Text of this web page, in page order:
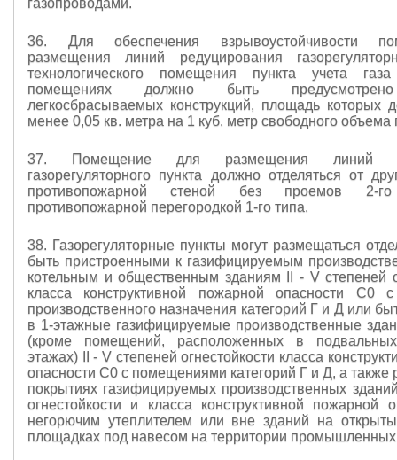
36. Для обеспечения взрывоустойчивости
размещения линий редуцирования
технологического помещения пункта учета
помещениях должно быть предусмотрено
легкосбрасываемых конструкций, площадь которых
менее 0,05 кв. метра на 1 куб. метр свободного
37. Помещение для размещения линий
газорегуляторного пункта должно отделяться от
противопожарной стеной без проемов 2-
противопожарной перегородкой 1-го типа.
38. Газорегуляторные пункты могут размещаться
быть пристроенными к газифицируемым
котельным и общественным зданиям II - Vстепеней
класса конструктивной пожарной опасности С0
производственного назначения категорий Г и Д или
в 1-этажные газифицируемые производственные
(кроме помещений, расположенных в
этажах) II -V степеней огнестойкости класса
опасности C0 с помещениями категорий Г и Д, а также
покрытиях газифицируемых производственных
огнестойкости и класса конструктивной пожарной
негорючим утеплителем или вне зданий на
площадках под навесом на территории